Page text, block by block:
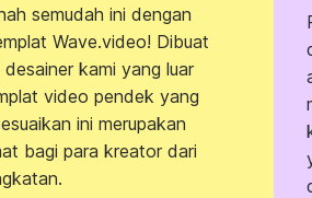
semudah ini dengan
Wave.video! Dibuat
kami yang luar
video pendek yang
ini merupakan
bagi para kreator dari